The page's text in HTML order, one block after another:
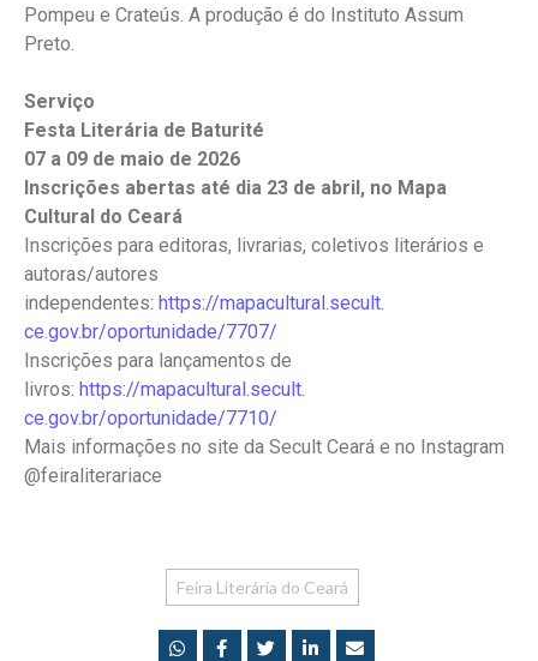
Pompeu e Crateús. A produção é do Instituto Assum
Preto.
Serviço
Festa Literária de Baturité
07 a 09 de maio de 2026
Inscrições abertas até dia 23 de abril, no Mapa
Cultural do Ceará
Inscrições para editoras, livrarias, coletivos literários e
autoras/autores
independentes: https://mapacultural.secult.
ce.gov.br/oportunidade/7707/
Inscrições para lançamentos de
livros: https://mapacultural.secult.
ce.gov.br/oportunidade/7710/
Mais informações no site da Secult Ceará e no Instagram
@feiraliterariace
Feira Literária do Ceará